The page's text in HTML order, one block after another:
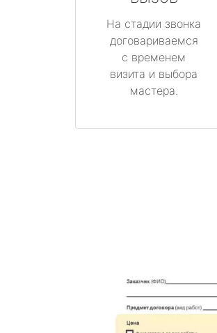
На стадии звонка
договариваемся
с временем
визита и выбора
мастера.